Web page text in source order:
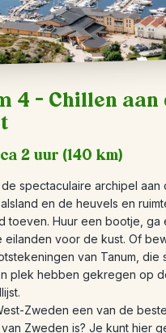
4 – Chillen aan
2 uur (140 km)
spectaculaire archipel aan
en de heuvels en
toeven. Huur een bootje, ga
eilanden voor de kust. Of
van Tanum, die
plek hebben gekregen op
Zweden een van de
Zweden is? Je kunt hier